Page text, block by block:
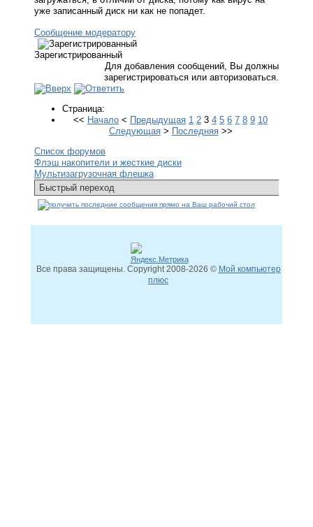
уже записанный диск ни как не попадет.
Сообщение модератору
Зарегистрированный
Для добавления сообщений, Вы должны
зарегистрироваться или авторизоваться.
Страница:
<< Начало < Предыдущая 1 2 3 4 5 6 7 8 9 10
Следующая> Последняя>>
Список форумов
Флэш накопители и жесткие диски
Мультизагрузочная флешка
Все права защищены. Copyright2008-2026 © Мой компьютер
плюс